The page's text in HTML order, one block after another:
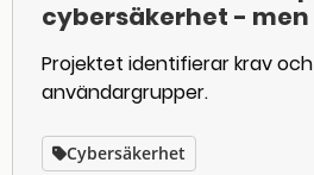
cybersäkerhet - men
Projektet identifierar krav
användargrupper.
Cybersäkerhet